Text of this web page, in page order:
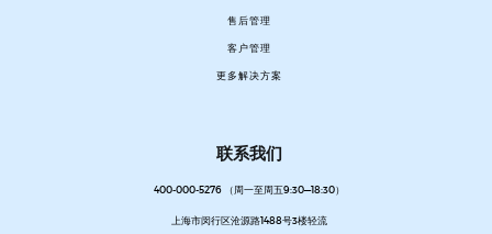
售后管理
客户管理
更多解决方案
联系我们
400-000-5276 （周一至周五9:30—18:30）
上海市闵行区沧源路1488号3楼轻流